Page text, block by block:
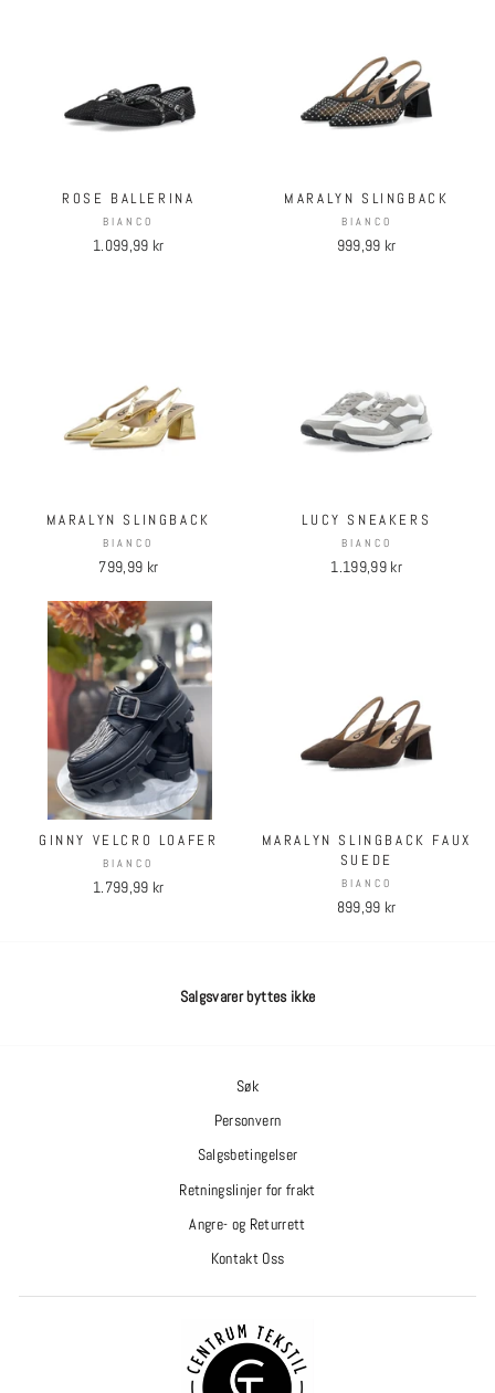
ROSE BALLERINA
BIANCO
1.099,99 kr
MARALYN SLINGBACK
BIANCO
999,99 kr
MARALYN SLINGBACK
BIANCO
799,99 kr
LUCY SNEAKERS
BIANCO
1.199,99 kr
GINNY VELCRO LOAFER
BIANCO
1.799,99 kr
MARALYN SLINGBACK FAUX
SUEDE
BIANCO
899,99 kr
Salgsvarer byttes ikke
Søk
Personvern
Salgsbetingelser
Retningslinjer for frakt
Angre- og Returrett
Kontakt Oss